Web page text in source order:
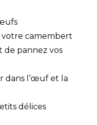
votre camembert
de pannez vos
dans l’œuf et la
délices